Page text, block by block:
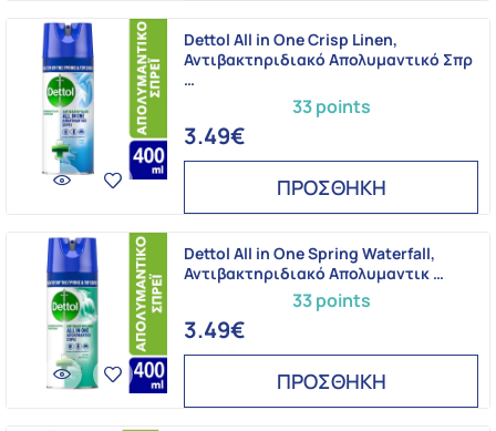
33 points
Dettol All in One Crisp Linen,
Αντιβακτηριδιακό Απολυμαντικό Σπρ
…
3.49€
ΠΡΟΣΘΗΚΗ
33 points
Dettol All in One Spring Waterfall,
Αντιβακτηριδιακό Απολυμαντικ …
3.49€
ΠΡΟΣΘΗΚΗ